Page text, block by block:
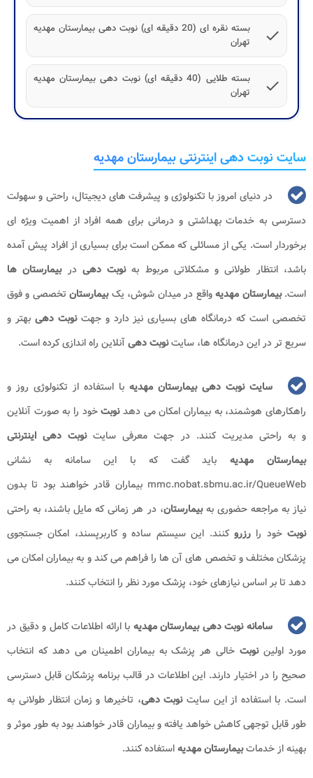
check
بسته نقره ای (20 دقیقه ای) نوبت دهی بیمارستان مهدیه
تهران
check
بسته طلایی (40 دقیقه ای) نوبت دهی بیمارستان مهدیه
تهران
سایت نوبت دهی اینترنتی بیمارستان مهدیه
در دنیای امروز با تکنولوژی و پیشرفت های دیجیتال، راحتی و سهولت
دسترسی به خدمات بهداشتی و درمانی برای همه افراد از اهمیت ویژه ای
برخوردار است. یکی از مسائلی که ممکن است برای بسیاری از افراد پیش آمده
باشد، انتظار طولانی و مشکلاتی مربوط بهنوبت دهیدر بیمارستان ها
است.بیمارستان مهدیهواقع در میدان شوش، یکبیمارستان تخصصی و فوق
تخصصی است که درمانگاه های بسیاری نیز دارد و جهتنوبت دهی بهتر و
سریع تر در این درمانگاه ها، سایتنوبت دهیآنلاین راه اندازی کرده است.
سایت نوبت دهی بیمارستان مهدیه با استفاده از تکنولوژی روز و
راهکارهای هوشمند، به بیماران امکان می دهدنوبتخود را به صورت آنلاین
و به راحتی مدیریت کنند. در جهت معرفی سایتنوبت دهی اینترنتی
بیمارستان مهدیهباید گفت که با این سامانه به نشانی
mmc.nobat.sbmu.ac.ir/QueueWeb بیماران قادر خواهند بود تا بدون
نیاز به مراجعه حضوری بهبیمارستان، در هر زمانی که مایل باشند، به راحتی
نوبتخود رارزروکنند. این سیستم ساده و کاربرپسند، امکان جستجوی
پزشکان مختلف و تخصص های آن ها را فراهم می کند و به بیماران امکان می
دهد تا بر اساس نیازهای خود، پزشک مورد نظر را انتخاب کنند.
سامانه نوبت دهی بیمارستان مهدیه با ارائه اطلاعات کامل و دقیق در
مورد اولیننوبت خالی هر پزشک به بیماران اطمینان می دهد که انتخاب
صحیح را در اختیار دارند. این اطلاعات در قالب برنامه پزشکان قابل دسترسی
است. با استفاده از این سایتنوبت دهی، تاخیرها و زمان انتظار طولانی به
طور قابل توجهی کاهش خواهد یافته و بیماران قادر خواهند بود به طور موثر و
بهینه از خدماتبیمارستان مهدیهاستفاده کنند.